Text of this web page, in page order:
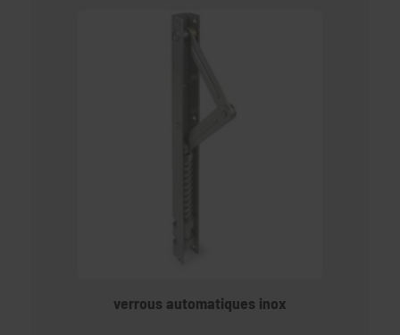
verrous automatiques inox